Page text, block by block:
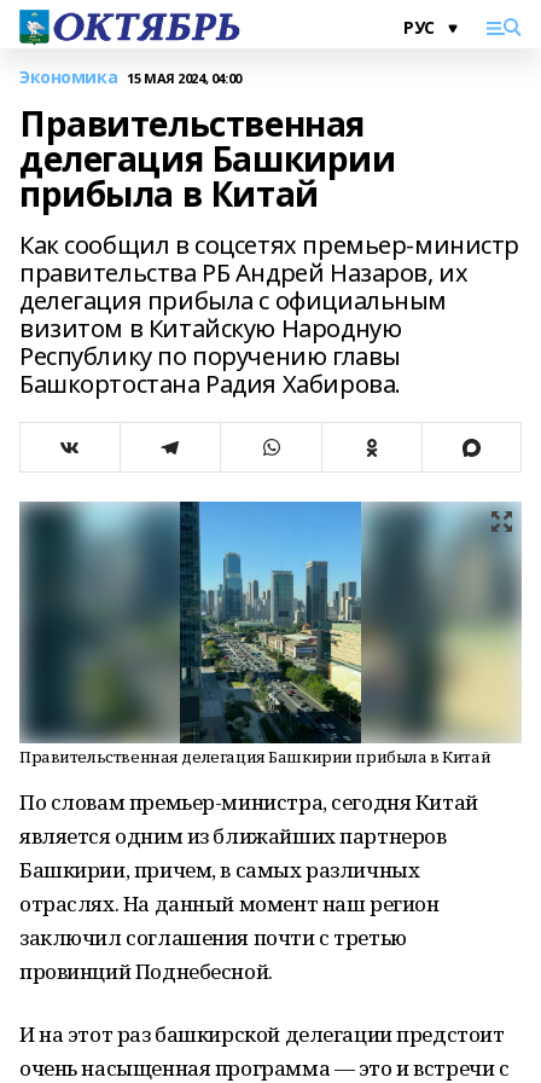
Экономика 15 МАЯ 2024, 04:00
Правительственная
делегация Башкирии
прибыла в Китай
Как сообщил в соцсетях премьер-министр
правительства РБ Андрей Назаров, их
делегация прибыла с официальным
визитом в Китайскую Народную
Республику по поручению главы
Башкортостана Радия Хабирова.
Правительственная делегация Башкирии прибыла в Китай
По словам премьер-министра, сегодня Китай
является одним из ближайших партнеров
Башкирии, причем, в самых различных
отраслях. На данный момент наш регион
заключил соглашения почти с третью
провинций Поднебесной.
И на этот раз башкирской делегации предстоит
очень насыщенная программа — это и встречи с